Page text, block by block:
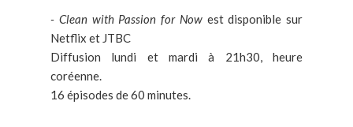
- Clean with Passion for Nowest disponible sur
Netflix et JTBC
Diffusion lundi et mardi à 21h30, heure
coréenne.
16 épisodes de 60 minutes.